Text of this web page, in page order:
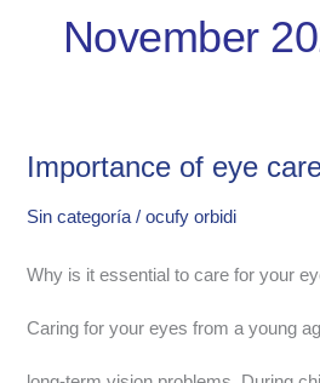
November
Importance of eye
Sin categoría/ocufy orbidi
Why is it essential to care for your
Caring for your eyes from a young
Importance
of
eye
care